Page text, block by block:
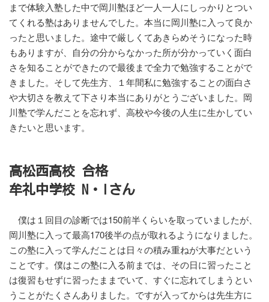
まで体験入塾した中で岡川塾ほど一人一人にしっかりとつい
てくれる塾はありませんでした。本当に岡川塾に入って良か
ったと思いました。途中で厳しくてあきらめそうになった時
もありますが、自分の分からなかった所が分かっていく面白
さを知ることができたので最後まで全力で勉強することがで
きました。そして先生方、１年間私に勉強することの面白さ
や大切さを教えて下さり本当にありがとうございました。岡
川塾で学んだことを忘れず、高校や今後の人生に生かしてい
きたいと思います。
高松西高校 合格
牟礼中学校 N・Iさん
僕は１回目の診断では150前半くらいを取っていましたが、
岡川塾に入って最高170後半の点が取れるようになりました。
この塾に入って学んだことは日々の積み重ねが大事だという
ことです。僕はこの塾に入る前までは、その日に習ったこと
は復習もせずに習ったままでいて、すぐに忘れてしまうとい
うことがたくさんありました。ですが入ってからは先生方に